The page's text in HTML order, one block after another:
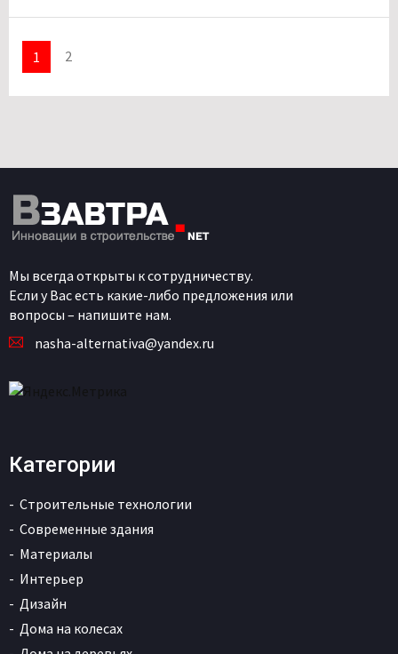
1 2
Мы всегда открыты к сотрудничеству.
Если у Вас есть какие-либо предложения или
вопросы – напишите нам.
nasha-alternativa@yandex.ru
Категории
Строительные технологии
Современные здания
Материалы
Интерьер
Дизайн
Дома на колесах